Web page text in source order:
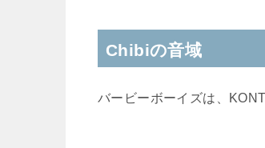
Chibiの音域
バービーボーイズは、